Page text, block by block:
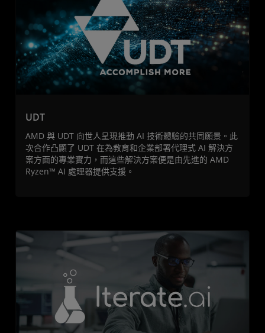
UDT
AMD 與 UDT 向世人呈現推動 AI 技術體驗的共同願景。此
次合作凸顯了 UDT 在為教育和企業部署代理式 AI 解決方
案方面的專業實力，而這些解決方案便是由先進的 AMD
Ryzen™ AI 處理器提供支援。